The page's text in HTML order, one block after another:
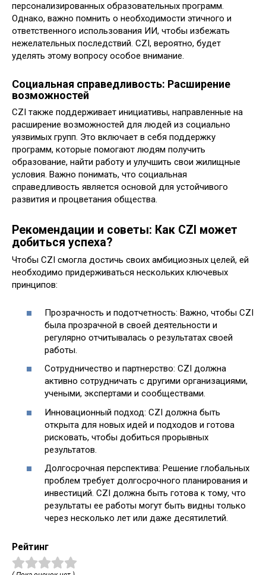
персонализированных образовательных программ.
Однако, важно помнить о необходимости этичного и
ответственного использования ИИ, чтобы избежать
нежелательных последствий. CZI, вероятно, будет
уделять этому вопросу особое внимание.
Социальная справедливость: Расширение
возможностей
CZI также поддерживает инициативы, направленные на
расширение возможностей для людей из социально
уязвимых групп. Это включает в себя поддержку
программ, которые помогают людям получить
образование, найти работу и улучшить свои жилищные
условия. Важно понимать, что социальная
справедливость является основой для устойчивого
развития и процветания общества.
Рекомендации и советы: Как CZI может
добиться успеха?
Чтобы CZI смогла достичь своих амбициозных целей, ей
необходимо придерживаться нескольких ключевых
принципов:
Прозрачность и подотчетность: Важно, чтобы CZI
была прозрачной в своей деятельности и
регулярно отчитывалась о результатах своей
работы.
Сотрудничество и партнерство: CZI должна
активно сотрудничать с другими организациями,
учеными, экспертами и сообществами.
Инновационный подход: CZI должна быть
открыта для новых идей и подходов и готова
рисковать, чтобы добиться прорывных
результатов.
Долгосрочная перспектива: Решение глобальных
проблем требует долгосрочного планирования и
инвестиций. CZI должна быть готова к тому, что
результаты ее работы могут быть видны только
через несколько лет или даже десятилетий.
Рейтинг